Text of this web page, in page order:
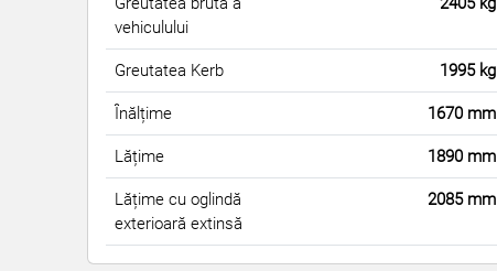
vehiculului
Greutatea Kerb 1995 kg
Înălțime 1670 mm
Lățime 1890 mm
Lățime cu oglindă
exterioară extinsă
2085 mm